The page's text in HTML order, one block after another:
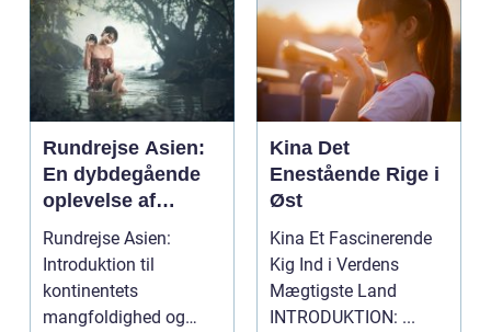
Rundrejse Asien:
En dybdegående
oplevelse af
kontinentets rige
kultur og
fascinerende
historie
Rundrejse Asien:
Introduktion til
kontinentets
mangfoldighed og
Kina Det
Enestående Rige i
Øst
Kina Et Fascinerende
Kig Ind i Verdens
Mægtigste Land
INTRODUKTION: ...